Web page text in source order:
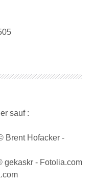
sauf :
Brent Hofacker -
gekaskr - Fotolia.com